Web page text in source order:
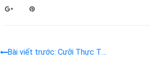
Bài viết trước: Cưỡi Thực Tế